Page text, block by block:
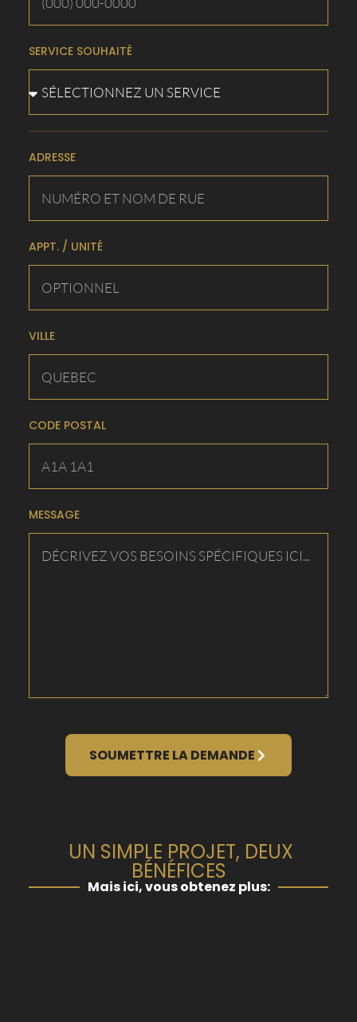
SERVICE SOUHAITÉ
ADRESSE
APPT. / UNITÉ
VILLE
CODE POSTAL
MESSAGE
SOUMETTRE LA DEMANDE
UN SIMPLE PROJET, DEUX
BÉNÉFICES
Mais ici, vous obtenez plus: